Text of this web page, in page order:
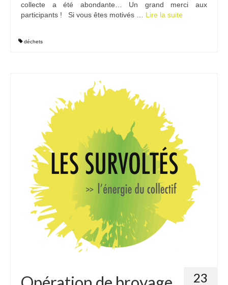
collecte a été abondante… Un grand merci aux
participants ! Si vous êtes motivés … Lire la suite­­
déchets
23